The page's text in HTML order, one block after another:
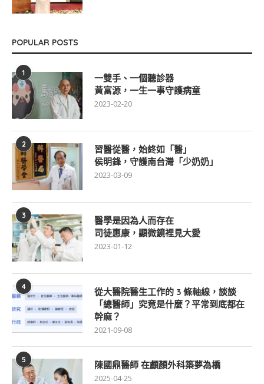
POPULAR POSTS
1
一雙手、一個聽診器
黃富源，一生一事守護病童
2023-02-20
2
習醫從醫，始終如「醫」
侯明鋒，守護南台灣「少奶奶」
2023-03-09
3
醫學是因為人而存在
司徒惠康，顯微鏡裡見大愛
2023-01-12
4
從大醫院醫生工作的 3 條軸線，談談
「總醫師」究竟是什麼？平常到底都在
幹麻？
2021-09-08
5 陳國鼎醫師 在顱顏外科築夢為橋
2025-04-25